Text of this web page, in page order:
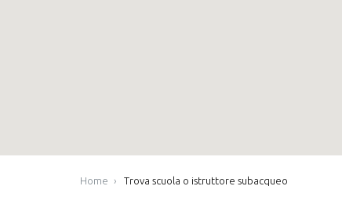
Home Trova scuola o istruttore subacqueo